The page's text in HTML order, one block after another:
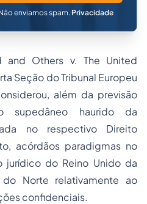
enviamos spam. Privacidade
and Others v. The United
Seção do Tribunal Europeu
além da previsão
haurido da
no respectivo Direito
acórdãos paradigmas no
jurídico do Reino Unido da
Norte relativamente ao
confidenciais.